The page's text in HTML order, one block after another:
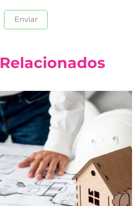
Relacionados